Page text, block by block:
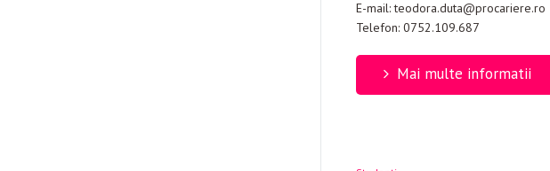
E-mail: teodora.duta@procariere.ro
Telefon: 0752.109.687
Mai multe informatii